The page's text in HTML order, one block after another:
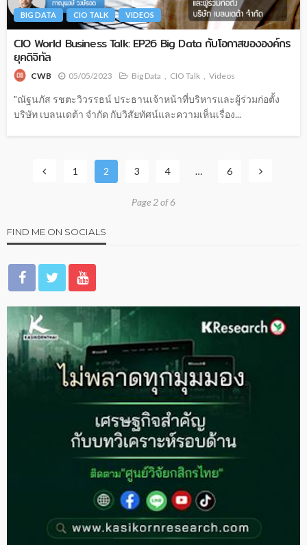
BIG DATA CIO TALK VIDEOS
CIO World Business Talk: EP26 Big Data กับโอกาสขององค์กร
ยุคดิจิทัล
CWB 05/05/2023 Big Data CIO Talk Videos
"ณัฐนภัส รชตะวิวรรธน์ ประธานเจ้าหน้าที่บริหารและผู้ร่วมก่อตั้ง
บริษัท เบลนเดต้า จำกัด กับวิสัยทัศน์และความเห็นเรื่อง...
1 2 3 4 … 6
Page 2 of 6
FIND ME ON SOCIALS